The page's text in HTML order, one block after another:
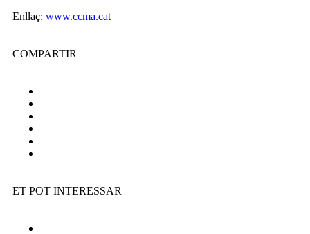
Enllaç: www.ccma.cat
COMPARTIR
ET POT INTERESSAR